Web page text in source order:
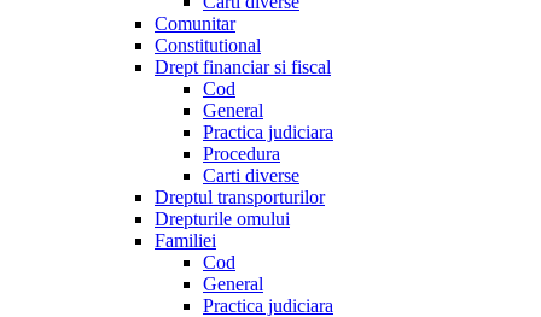
Comunitar
Constitutional
Drept financiar si fiscal
Cod
General
Practica judiciara
Procedura
Carti diverse
Dreptul transporturilor
Drepturile omului
Familiei
Cod
General
Practica judiciara